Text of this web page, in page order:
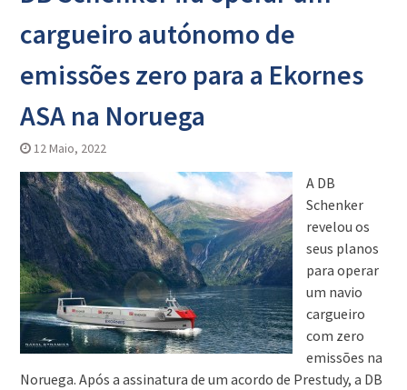
cargueiro autónomo de
emissões zero para a Ekornes
ASA na Noruega
12 Maio, 2022
A DB
Schenker
revelou os
seus planos
para operar
um navio
cargueiro
com zero
emissões na
Noruega. Após a assinatura de um acordo de Prestudy, a DB